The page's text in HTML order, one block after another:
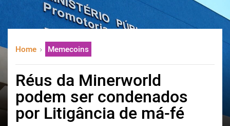
italiano
deutsch
中文
한국어
العربية
Home Memecoins
Réus da Minerworld
podem ser condenados
por Litigância de má-fé